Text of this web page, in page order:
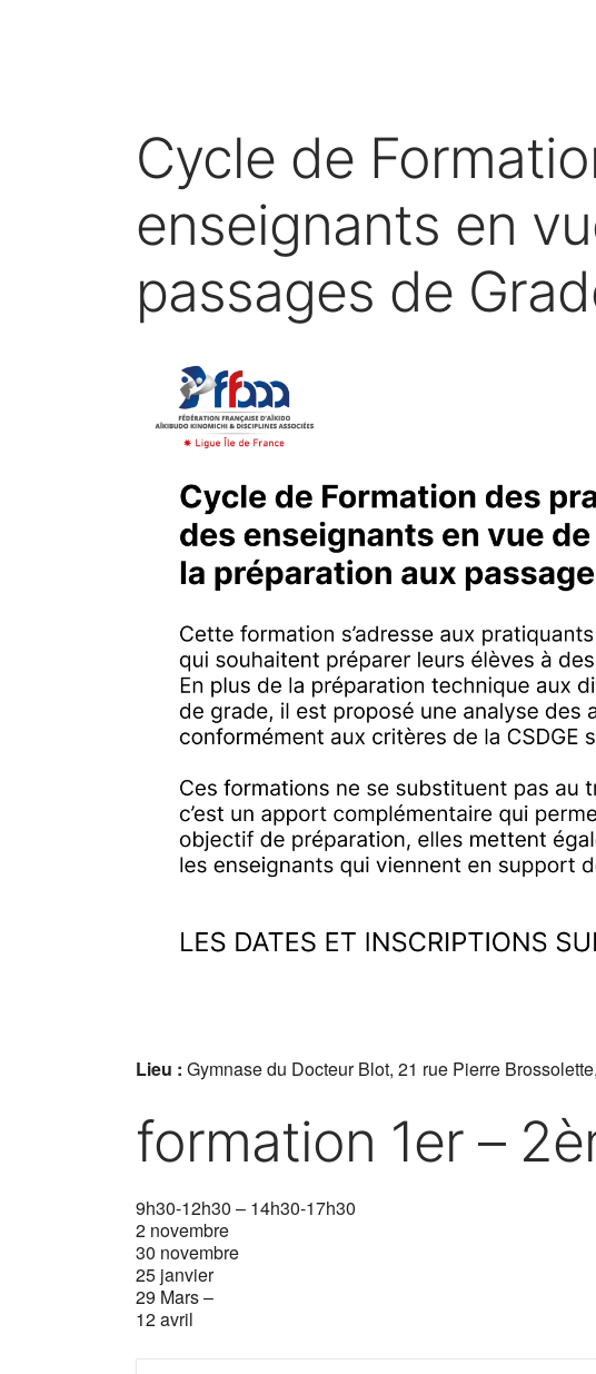
Cycle de
enseignants en
passages de
Lieu : Gymnase du Docteur Blot, 21 rue Pierre
formation 1er –
9h30-12h30 – 14h30-17h30
2 novembre
30 novembre
25 janvier
29 Mars –
12 avril